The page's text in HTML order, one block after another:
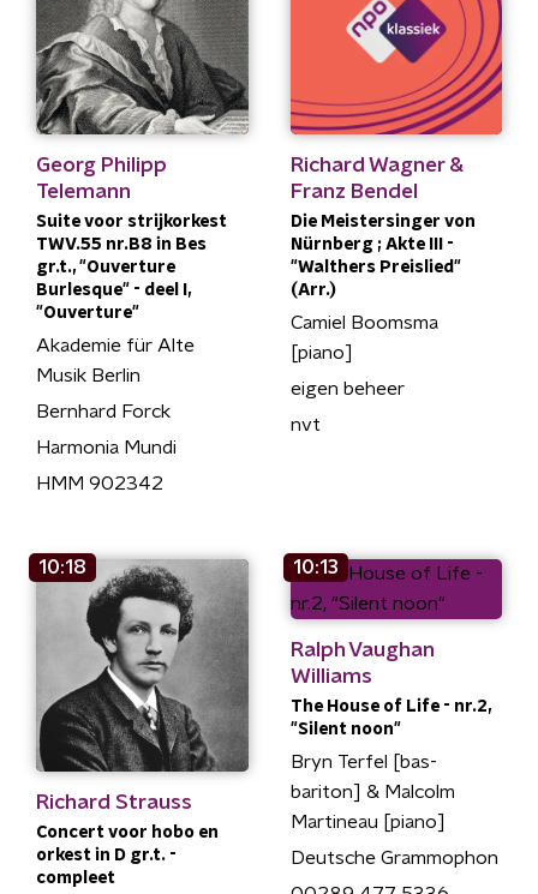
Georg Philipp
Telemann
Suite voor strijkorkest
TWV.55 nr.B8 in Bes
gr.t., "Ouverture
Burlesque" - deel I,
"Ouverture"
Akademie für Alte
Musik Berlin
Bernhard Forck
Harmonia Mundi
HMM 902342
Richard Wagner &
Franz Bendel
Die Meistersinger von
Nürnberg ; Akte III -
"Walthers Preislied"
(Arr.)
Camiel Boomsma
[piano]
eigen beheer
nvt
10:18
Richard Strauss
Concert voor hobo en
orkest in D gr.t. -
compleet
10:13
Ralph Vaughan
Williams
The House of Life - nr.2,
"Silent noon"
Bryn Terfel [bas-
bariton] & Malcolm
Martineau [piano]
Deutsche Grammophon